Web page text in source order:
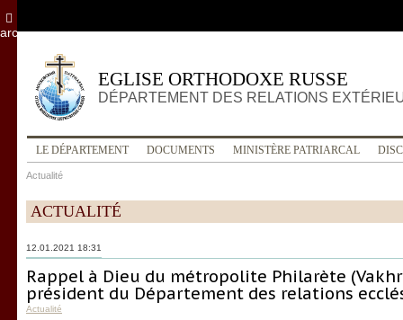
EGLISE ORTHODOXE RUSSE
DÉPARTEMENT DES RELATIONS
LE DÉPARTEMENT DOCUMENTS MINISTÈRE PATRIARCAL
Actualité
ACTUALITÉ
12.01.2021 18:31
Rappel à Dieu du métropolite Philarète
président du Département des relations
Actualité
archives